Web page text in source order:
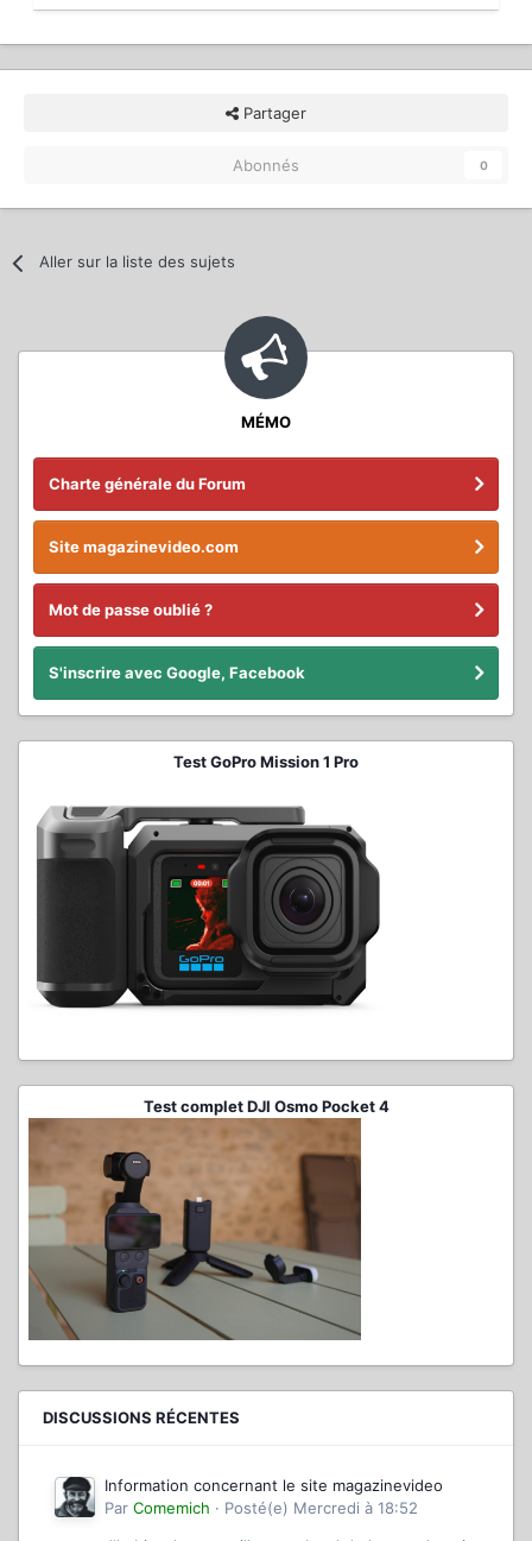
Partager
Abonnés 0
Aller sur la liste des sujets
MÉMO
Charte générale du Forum
Site magazinevideo.com
Mot de passe oublié ?
S'inscrire avec Google, Facebook
Test GoPro Mission 1 Pro
Test complet DJI Osmo Pocket 4
DISCUSSIONS RÉCENTES
Information concernant le site magazinevideo
Par Comemich · Posté(e) Mercredi à 18:52